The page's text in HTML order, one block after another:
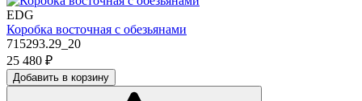
EDG
Коробка восточная с обезьянами
715293.29_20
25 480 ₽
Добавить в корзину